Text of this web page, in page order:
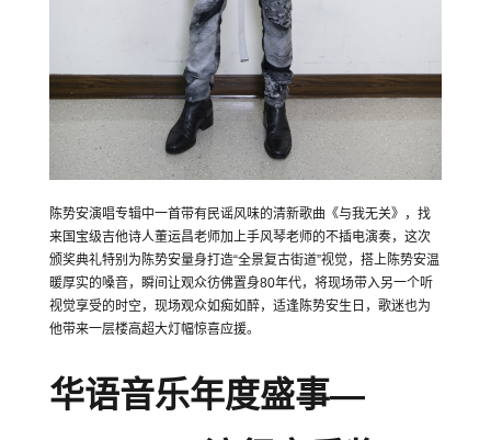
陈势安演唱专辑中一首带有民谣风味的清新歌曲《与我无关》，找
来国宝级吉他诗人董运昌老师加上手风琴老师的不插电演奏，这次
颁奖典礼特别为陈势安量身打造“全景复古街道”视觉，搭上陈势安温
暖厚实的嗓音，瞬间让观众彷佛置身80年代，将现场带入另一个听
视觉享受的时空，现场观众如痴如醉，适逢陈势安生日，歌迷也为
他带来一层楼高超大灯幅惊喜应援。
华语音乐年度盛事—